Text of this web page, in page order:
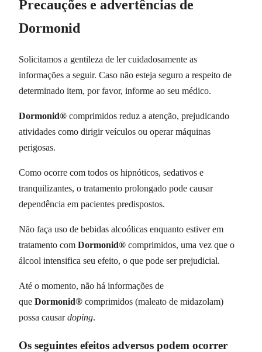
Precauções e advertências de
Dormonid
Solicitamos a gentileza de ler cuidadosamente as
informações a seguir. Caso não esteja seguro a respeito de
determinado item, por favor, informe ao seu médico.
Dormonid® comprimidos reduz a atenção, prejudicando
atividades como dirigir veículos ou operar máquinas
perigosas.
Como ocorre com todos os hipnóticos, sedativos e
tranquilizantes, o tratamento prolongado pode causar
dependência em pacientes predispostos.
Não faça uso de bebidas alcoólicas enquanto estiver em
tratamento com Dormonid® comprimidos, uma vez que o
álcool intensifica seu efeito, o que pode ser prejudicial.
Até o momento, não há informações de
que Dormonid® comprimidos (maleato de midazolam)
possa causardoping.
Os seguintes efeitos adversos podem ocorrer